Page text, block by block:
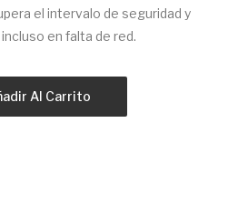
el intervalo de seguridad y
en falta de red.
Al Carrito